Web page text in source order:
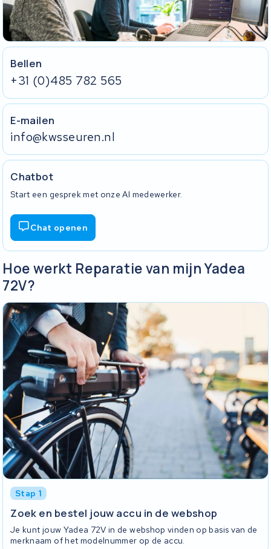
Bellen
+31 (0)485 782 565
E-mailen
info@kwsseuren.nl
Chatbot
Start een gesprek met onze AI medewerker.
Chat openen
Hoe werkt Reparatie van mijn Yadea
72V?
Stap 1
Zoek en bestel jouw accu in de webshop
Je kunt jouw Yadea 72V in de webshop vinden op basis van de
merknaam of het modelnummer op de accu.